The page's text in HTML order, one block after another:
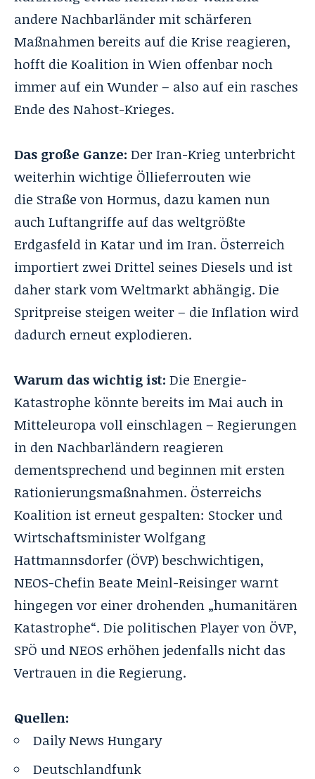
andere Nachbarländer mit schärferen
Maßnahmen bereits auf die Krise reagieren,
hofft die Koalition in Wien offenbar noch
immer auf ein Wunder – also auf ein rasches
Ende des Nahost-Krieges.
Das große Ganze: Der Iran-Krieg unterbricht
weiterhin wichtige Öllieferrouten wie
die Straße von Hormus, dazu kamen nun
auch Luftangriffe auf das weltgrößte
Erdgasfeld in Katar und im Iran. Österreich
importiert zwei Drittel seines Diesels und ist
daher stark vom Weltmarkt abhängig. Die
Spritpreise steigen weiter – die Inflation wird
dadurch erneut explodieren.
Warum das wichtig ist: Die Energie-
Katastrophe könnte bereits im Mai auch in
Mitteleuropa voll einschlagen – Regierungen
in den Nachbarländern reagieren
dementsprechend und beginnen mit ersten
Rationierungsmaßnahmen. Österreichs
Koalition ist erneut gespalten: Stocker und
Wirtschaftsminister Wolfgang
Hattmannsdorfer (ÖVP) beschwichtigen,
NEOS-Chefin Beate Meinl-Reisinger warnt
hingegen vor einer drohenden „humanitären
Katastrophe“. Die politischen Player von ÖVP,
SPÖ und NEOS erhöhen jedenfalls nicht das
Vertrauen in die Regierung.
Quellen:
Daily News Hungary
Deutschlandfunk